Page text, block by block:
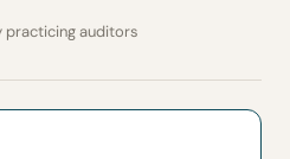
practicing auditors